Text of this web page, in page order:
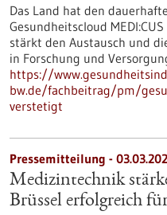
Das Land hat den
Gesundheitscloud
stärkt den Austausch und
in Forschung und
https://
bw.de/fachbeitrag/pm/
verstetigt
Pressemitteilung -
Medizintechnik
Brüssel erfolgreich